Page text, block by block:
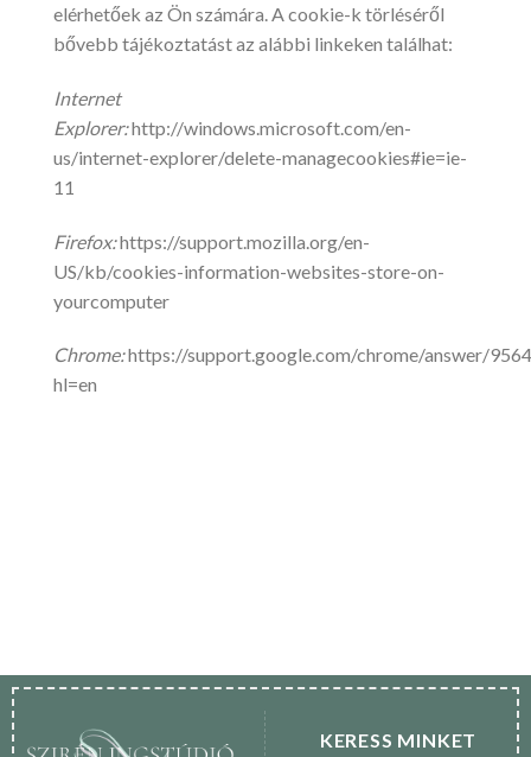
elérhetőek az Ön számára. A cookie-k törléséről
bővebb tájékoztatást az alábbi linkeken találhat:
Internet
Explorer:http://windows.microsoft.com/en-
us/internet-explorer/delete-managecookies#ie=ie-
11
Firefox:https://support.mozilla.org/en-
US/kb/cookies-information-websites-store-on-
yourcomputer
Chrome:https://support.google.com/chrome/answer/
hl=en
KERESS MINKET